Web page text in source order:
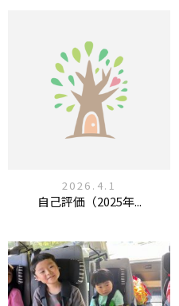
2026.4.1
自己評価（2025年...